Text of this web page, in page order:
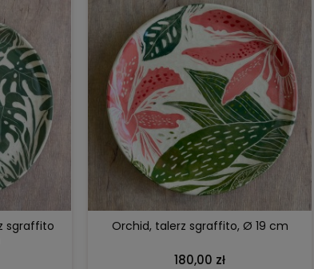
sgraffito
Orchid, talerz sgraffito, Ø 19 cm
180,00 zł
DO KOSZYKA